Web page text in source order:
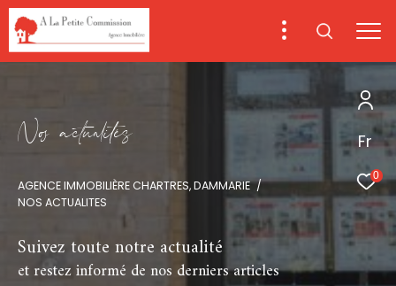
Fr
0
No actuaiés
AGENCE IMMOBILIÈRE CHARTRES, DAMMARIE
NOS ACTUALITES
Suivez toute notre actualité
et restez informé de nos derniers articles